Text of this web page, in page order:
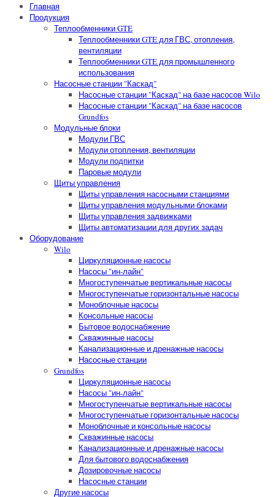
Главная
Продукция
Теплообменники GTE
Теплообменники GTE для ГВС, отопления,
вентиляции
Теплообменники GTE для промышленного
использования
Насосные станции "Каскад"
Насосные станции "Каскад" на базе насосов Wilo
Насосные станции "Каскад" на базе насосов
Grundfos
Модульные блоки
Модули ГВС
Модули отопления, вентиляции
Модули подпитки
Паровые модули
Щиты управления
Щиты управления насосными станциями
Щиты управления модульными блоками
Щиты управления задвижками
Щиты автоматизации для других задач
Оборудование
Wilo
Циркуляционные насосы
Насосы "ин-лайн"
Многоступенчатые вертикальные насосы
Многоступенчатые горизонтальные насосы
Моноблочные насосы
Консольные насосы
Бытовое водоснабжение
Скважинные насосы
Канализационные и дренажные насосы
Насосные станции
Grundfos
Циркуляционные насосы
Насосы "ин-лайн"
Многоступенчатые вертикальные насосы
Многоступенчатые горизонтальные насосы
Моноблочные и консольные насосы
Скважинные насосы
Канализационные и дренажные насосы
Для бытового водоснабжения
Дозировочные насосы
Насосные станции
Другие насосы